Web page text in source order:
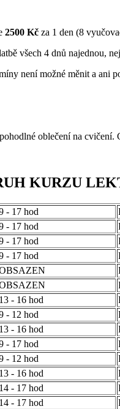
2500 Kč za 1 den (8
všech 4 dnů najednou,
není možné měnit a ani
oblečení na cvičení.
KURZU
- 17 hod
- 17 hod
- 17 hod
- 17 hod
13 - 16 hod
- 12 hod
13 - 16 hod
- 17 hod
- 12 hod
13 - 16 hod
14 - 17 hod
14 - 17 hod